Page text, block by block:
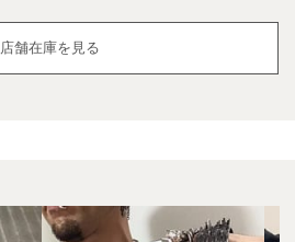
店舗在庫を見る